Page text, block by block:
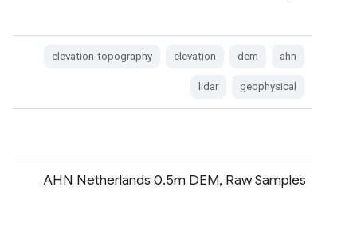
ahn
dem
elevation
elevation-topography
geophysical
lidar
AHN Netherlands 0.5m DEM, Raw Samples